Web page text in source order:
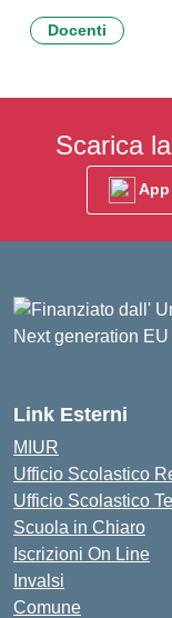
Docenti
Scarica
Link Esterni
MIUR
Ufficio Scolastico
Ufficio Scolastico
Scuola in Chiaro
Iscrizioni On Line
Invalsi
Comune